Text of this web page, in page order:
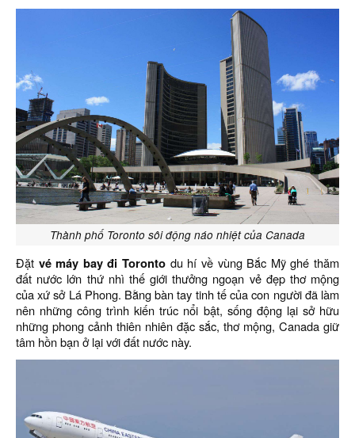
Thành phố Toronto sôi động náo nhiệt của Canada
Đặt vé máy bay đi Toronto du hí về vùng Bắc Mỹ ghé thăm
đất nước lớn thứ nhì thế giới thưởng ngoạn vẻ đẹp thơ mộng
của xứ sở Lá Phong. Bằng bàn tay tinh tế của con người đã làm
nên những công trình kiến trúc nổi bật, sống động lại sở hữu
những phong cảnh thiên nhiên đặc sắc, thơ mộng, Canada giữ
tâm hồn bạn ở lại với đất nước này.